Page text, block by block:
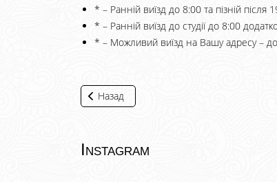
* – Ранній виїзд до 8:00 та пізній після
* – Ранній виїзд до студії до 8:00
* – Можливий виїзд на Вашу адресу –
Назад
Instagram